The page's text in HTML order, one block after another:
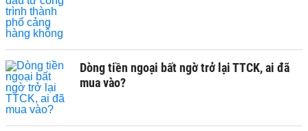
Dòng tiền ngoại bất ngờ trở lại TTCK, ai đã
mua vào?